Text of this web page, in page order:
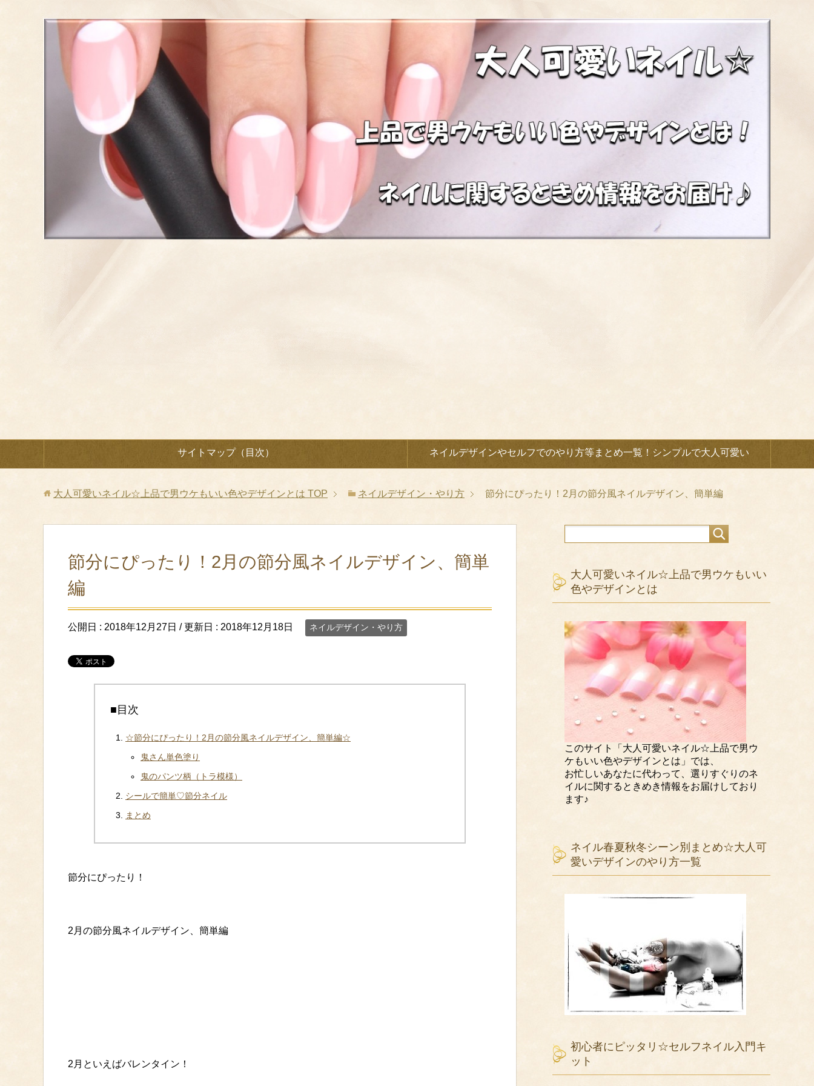
サイトマップ（目次） ネイルデザインやセルフでのやり方等まとめ一覧！シンプルで大人可愛い
大人可愛いネイル☆上品で男ウケもいい色やデザインとは TOP ネイルデザイン・やり方 節分にぴったり！2月の節分風ネイルデザイン、簡単編
節分にぴったり！2月の節分風ネイルデザイン、簡単
編
公開日 : 2018年12月27日 / 更新日 : 2018年12月18日 ネイルデザイン・やり方
■目次
☆節分にぴったり！2月の節分風ネイルデザイン、簡単編☆
鬼さん単色塗り
鬼のパンツ柄（トラ模様）
シールで簡単♡節分ネイル
まとめ
節分にぴったり！
2月の節分風ネイルデザイン、簡単編
2月といえばバレンタイン！
大人可愛いネイル☆上品で男ウケもいい
色やデザインとは
このサイト「大人可愛いネイル☆上品で男ウ
ケもいい色やデザインとは」では、
お忙しいあなたに代わって、選りすぐりのネ
イルに関するときめき情報をお届けしており
ます♪
ネイル春夏秋冬シーン別まとめ☆大人可
愛いデザインのやり方一覧
初心者にピッタリ☆セルフネイル入門キ
ット